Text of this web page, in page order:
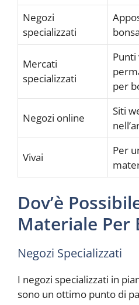
Negozi
specializzati
Mercati
specializzati
Punti
per
Negozi online
Siti
Vivai
Per
Dov’è
Materiale Per
Negozi Specializzati
I negozi specializzati in
sono un ottimo punto di